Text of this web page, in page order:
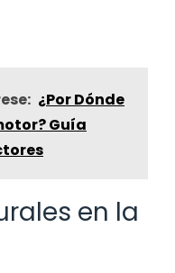
¿Por Dónde
Guía
en la